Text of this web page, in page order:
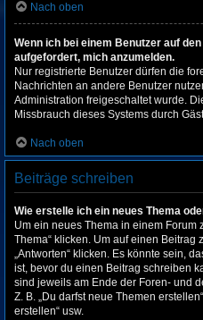
Nach oben
Wenn ich bei einem Benutzer auf
aufgefordert, mich anzumelden.
Nur registrierte Benutzer dürfen die
Nachrichten an andere Benutzer
Administration freigeschaltet wurde.
Missbrauch dieses Systems durch
Nach oben
Beiträge schreiben
Wie erstelle ich ein neues Thema
Um ein neues Thema in einem Forum
Thema“ klicken. Um auf einen Beitrag
„Antworten“ klicken. Es könnte sein,
ist, bevor du einen Beitrag schreiben
sind jeweils am Ende der Foren- und
Z. B. „Du darfst neue Themen
erstellen“ usw.